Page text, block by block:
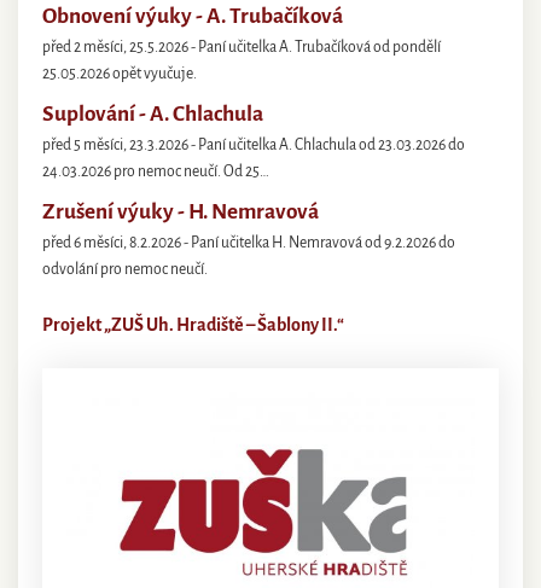
Obnovení výuky - A. Trubačíková
před 2 měsíci, 25.5.2026 - Paní učitelka A. Trubačíková od pondělí
25.05.2026 opět vyučuje.
Suplování - A. Chlachula
před 5 měsíci, 23.3.2026 - Paní učitelka A. Chlachula od 23.03.2026 do
24.03.2026 pro nemoc neučí. Od 25…
Zrušení výuky - H. Nemravová
před 6 měsíci, 8.2.2026 - Paní učitelka H. Nemravová od 9.2.2026 do
odvolání pro nemoc neučí.
Projekt „ZUŠ Uh. Hradiště – Šablony II.“